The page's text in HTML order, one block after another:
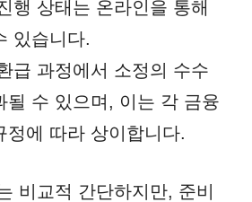
행 상태는 온라인을 통해
있습니다.
급 과정에서 소정의 수수
될 수 있으며, 이는 각 금융
정에 따라 상이합니다.
비교적 간단하지만, 준비